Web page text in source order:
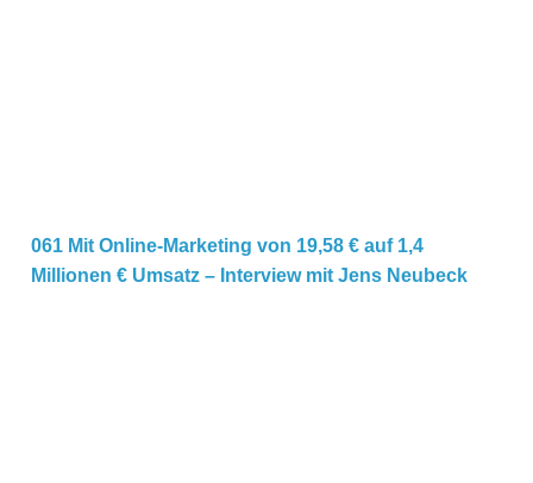
061 Mit Online-Marketing von 19,58 € auf 1,4
Millionen € Umsatz – Interview mit Jens Neubeck